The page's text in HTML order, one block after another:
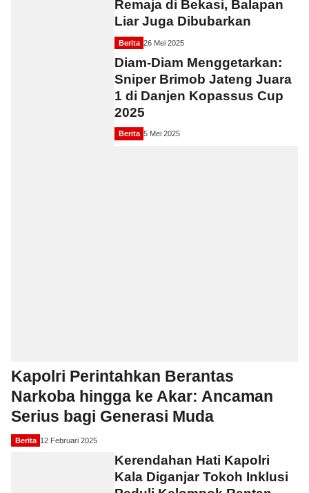
Remaja di Bekasi, Balapan
Liar Juga Dibubarkan
Berita 26 Mei 2025
Diam-Diam Menggetarkan:
Sniper Brimob Jateng Juara
1 di Danjen Kopassus Cup
2025
Berita 5 Mei 2025
Kapolri Perintahkan Berantas
Narkoba hingga ke Akar: Ancaman
Serius bagi Generasi Muda
Berita 12 Februari 2025
Kerendahan Hati Kapolri
Kala Diganjar Tokoh Inklusi